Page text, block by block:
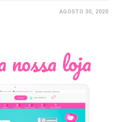
AGOSTO 30, 2020
nossa loja